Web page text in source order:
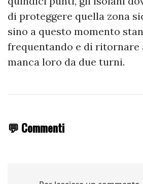
di proteggere quella zona
sino a questo momento
frequentando e di
manca loro da due turni.
💬 Commenti